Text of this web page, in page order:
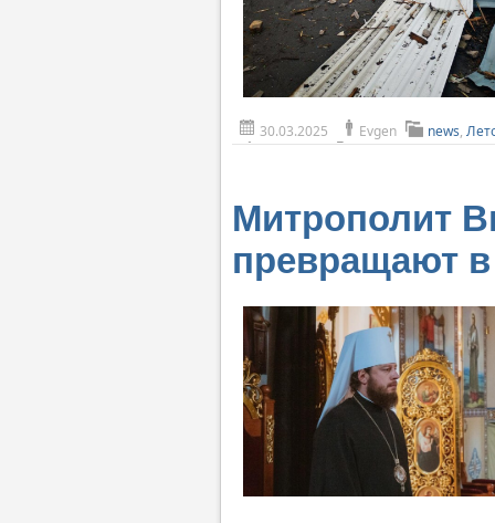
30.03.2025 Evgen news,
Митрополит
превращают